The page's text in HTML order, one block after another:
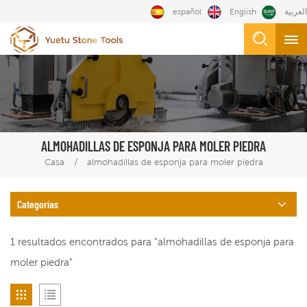
español English العربية
ALMOHADILLAS DE ESPONJA PARA MOLER PIEDRA
Casa / almohadillas de esponja para moler piedra
Categorías
1 resultados encontrados para "almohadillas de esponja para
moler piedra"